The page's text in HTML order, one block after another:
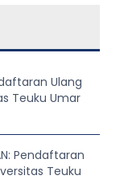
Ulang
Teuku Umar
Pendaftaran
Teuku